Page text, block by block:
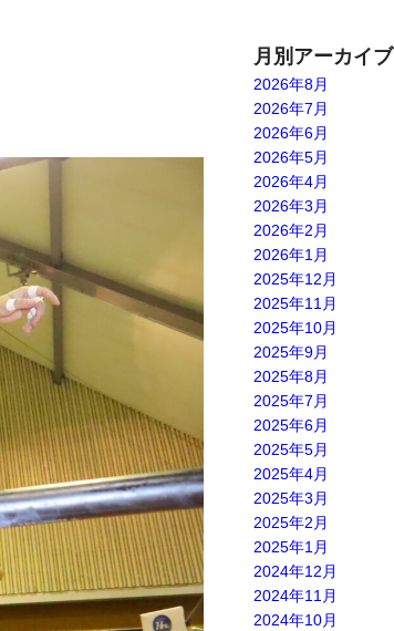
月別アーカイブ
2026年8月
2026年7月
2026年6月
2026年5月
2026年4月
2026年3月
2026年2月
2026年1月
2025年12月
2025年11月
2025年10月
2025年9月
2025年8月
2025年7月
2025年6月
2025年5月
2025年4月
2025年3月
2025年2月
2025年1月
2024年12月
2024年11月
2024年10月